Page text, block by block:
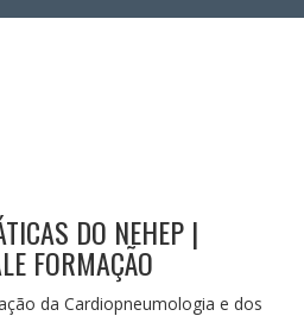
DO NEHEP |
FORMAÇÃO
da Cardiopneumologia e dos